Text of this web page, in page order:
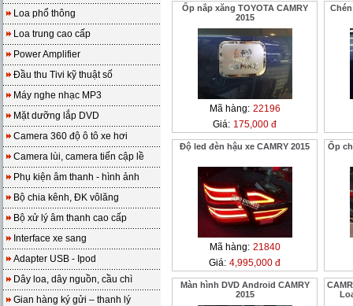
Loa phổ thông
Loa trung cao cấp
Power Amplifier
Đầu thu Tivi kỹ thuật số
Máy nghe nhạc MP3
Mặt dưỡng lắp DVD
Camera 360 độ ô tô xe hơi
Camera lùi, camera tiến cập lề
Phụ kiện âm thanh - hình ảnh
Bộ chia kênh, ĐK vôlăng
Bộ xử lý âm thanh cao cấp
Interface xe sang
Adapter USB - Ipod
Dây loa, dây nguồn, cầu chì
Gian hàng ký gửi – thanh lý
Ốp nắp xăng TOYOTA CAMRY
2015
Mã hàng: 22196
Giá: 175,000 đ
Chén
Độ led đèn hậu xe CAMRY 2015
Mã hàng: 21840
Giá: 4,995,000 đ
Ốp
Màn hình DVD Android CAMRY
2015